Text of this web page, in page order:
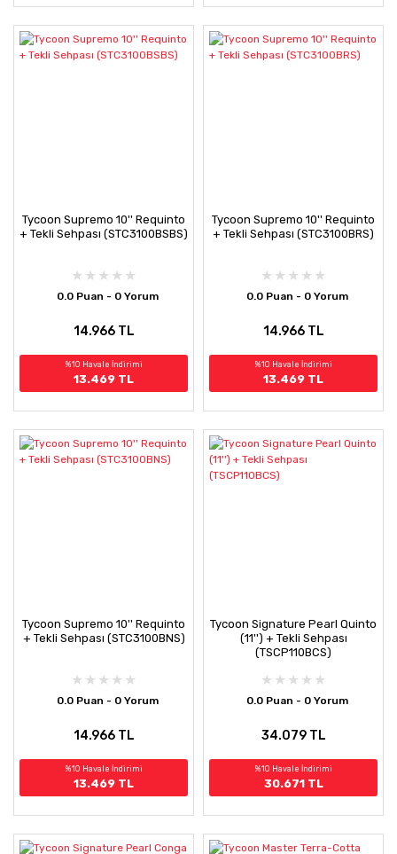
Tycoon Supremo 10'' Requinto
+ Tekli Sehpası (STC3100BSBS)
0.0 Puan - 0 Yorum
14.966 TL
%10 Havale İndirimi
13.469 TL
Tycoon Supremo 10'' Requinto
+ Tekli Sehpası (STC3100BRS)
0.0 Puan - 0 Yorum
14.966 TL
%10 Havale İndirimi
13.469 TL
Tycoon Supremo 10'' Requinto
+ Tekli Sehpası (STC3100BNS)
0.0 Puan - 0 Yorum
14.966 TL
%10 Havale İndirimi
13.469 TL
Tycoon Signature Pearl Quinto
(11'') + Tekli Sehpası
(TSCP110BCS)
0.0 Puan - 0 Yorum
34.079 TL
%10 Havale İndirimi
30.671 TL